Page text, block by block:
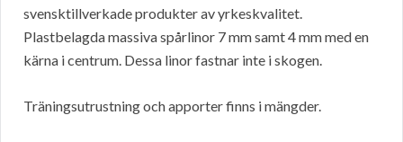
svensktillverkade produkter av yrkeskvalitet.
Plastbelagda massiva spårlinor 7 mm samt 4 mm med en
kärna i centrum. Dessa linor fastnar inte i skogen.
Träningsutrustning och apporter finns i mängder.